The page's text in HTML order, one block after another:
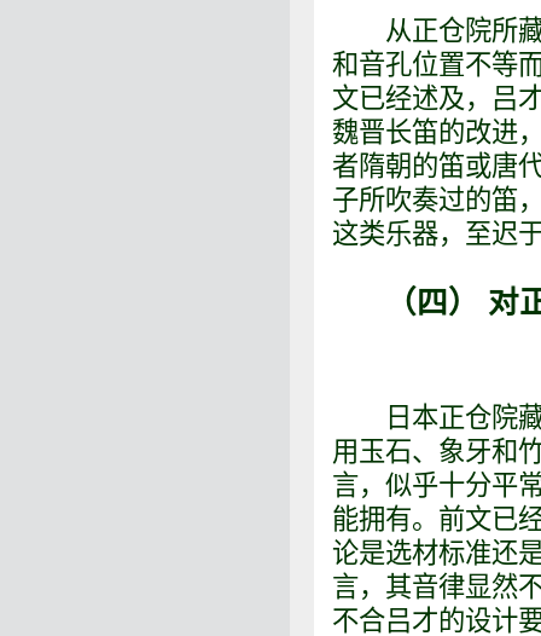
从正仓院所藏
和音孔位置不等
文已经述及，吕
魏晋长笛的改进
者隋朝的笛或唐
子所吹奏过的笛
这类乐器，至迟
（四） 对
日本正仓院藏
用玉石、象牙和
言，似乎十分平
能拥有。前文已
论是选材标准还
言，其音律显然
不合吕才的设计